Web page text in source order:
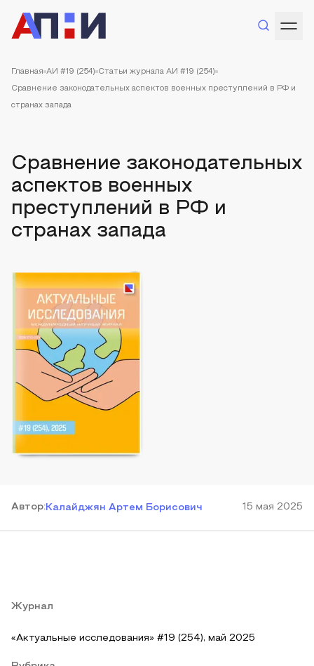
Главная АИ #19 (254) Статьи журнала АИ #19 (254)
Сравнение законодательных аспектов военных преступлений в РФ и
странах запада
Сравнение законодательных
аспектов военных
преступлений в РФ и
странах запада
Автор:Калайджян Артем Борисович 15 мая 2025
Журнал
«Актуальные исследования» #19 (254), май 2025